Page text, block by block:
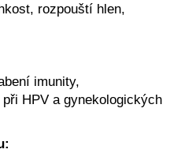
rozpouští hlen,
imunity,
HPV a gynekologických